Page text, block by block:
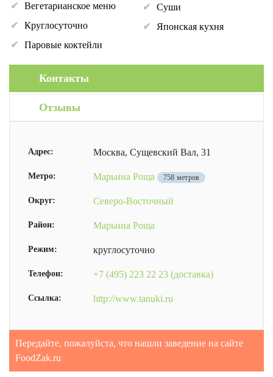
Вегетарианское меню
Круглосуточно
Паровые коктейли
Суши
Японская кухня
Контакты
Отзывы
Адрес: Москва, Сущевский Вал, 31
Метро: Марьина Роща 758 метров
Округ: Северо-Восточный
Район: Марьина Роща
Режим: круглосуточно
Телефон: +7 (495) 223 22 23 (доставка)
Ссылка: http://www.tanuki.ru
Передайте, пожалуйста, что нашли заведение на сайте
FoodZak.ru